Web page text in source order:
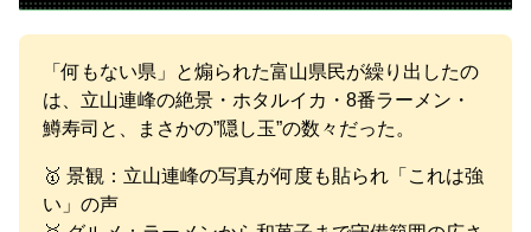
「何もない県」と煽られた富山県民が繰り出したの
は、立山連峰の絶景・ホタルイカ・8番ラーメン・
鱒寿司と、まさかの”隠し玉”の数々だった。
🥇 景観：立山連峰の写真が何度も貼られ「これは強
い」の声